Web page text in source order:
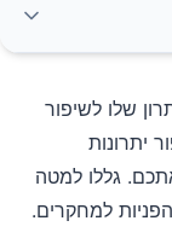
שלו לשיפור
יתרונות
גללו למטה
למחקרים.